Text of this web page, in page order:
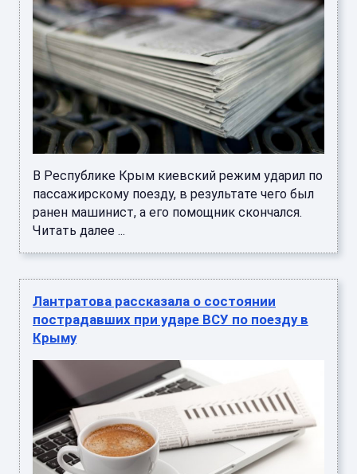
В Республике Крым киевский режим ударил по
пассажирскому поезду, в результате чего был
ранен машинист, а его помощник скончался.
Читать далее ...
Лантратова рассказала о состоянии
пострадавших при ударе ВСУ по поезду в
Крыму